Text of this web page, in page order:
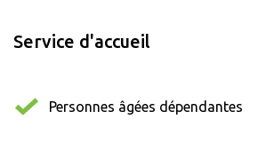
Service d'accueil
Personnes âgées dépendantes